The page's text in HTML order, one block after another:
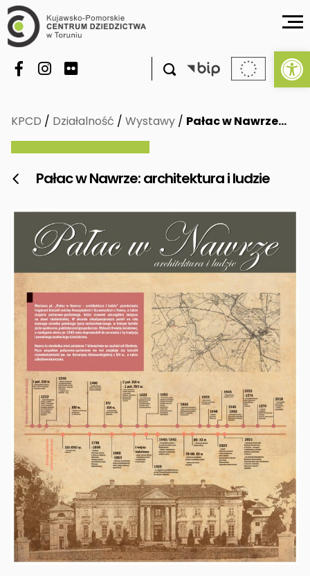

KPCD / Działalność / Wystawy / Pałac w Nawrze…
 Pałac w Nawrze: architektura i ludzie